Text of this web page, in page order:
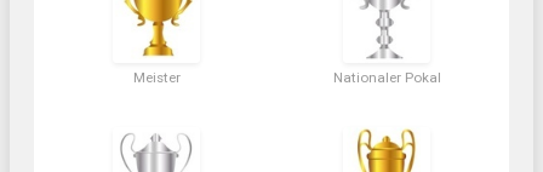
Meister Nationaler Pokal